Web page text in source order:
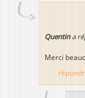
Quentina
Merci